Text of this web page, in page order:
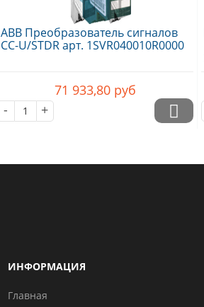
ABB Преобразователь сигналов
CC-U/STDR арт. 1SVR040010R0000
71 933,80 руб
-
+
ИНФОРМАЦИЯ
Главная